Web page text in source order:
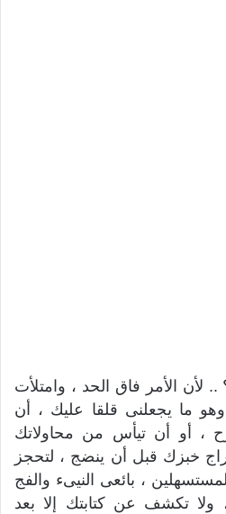
لأن الأمر فاق الحد ، وامتلأت
ما يجعلنى قلقا عليك ، أن
، أو أن تيأس من محاولاتك
خبزك قبل أن ينضج ، لتحجز
، بائعى النيىء والفج
تكشف عن كتابتك إلا بعد